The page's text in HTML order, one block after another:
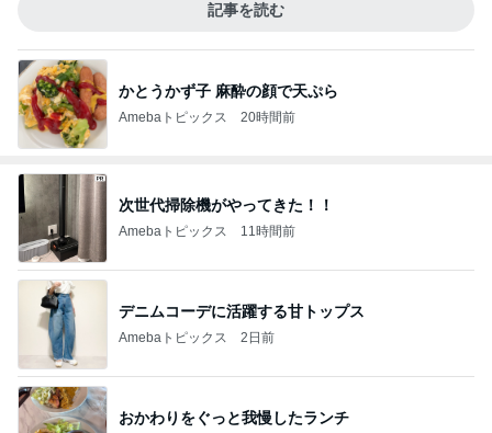
記事を読む
かとうかず子 麻酔の顔で天ぷら
Amebaトピックス 20時間前
次世代掃除機がやってきた！！
Amebaトピックス 11時間前
デニムコーデに活躍する甘トップス
Amebaトピックス 2日前
おかわりをぐっと我慢したランチ